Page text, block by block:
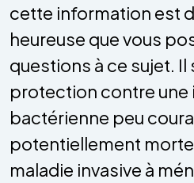
cette information est
heureuse que vous
questions à ce sujet.
protection contre une
bactérienne peu
potentiellement
maladie invasive à